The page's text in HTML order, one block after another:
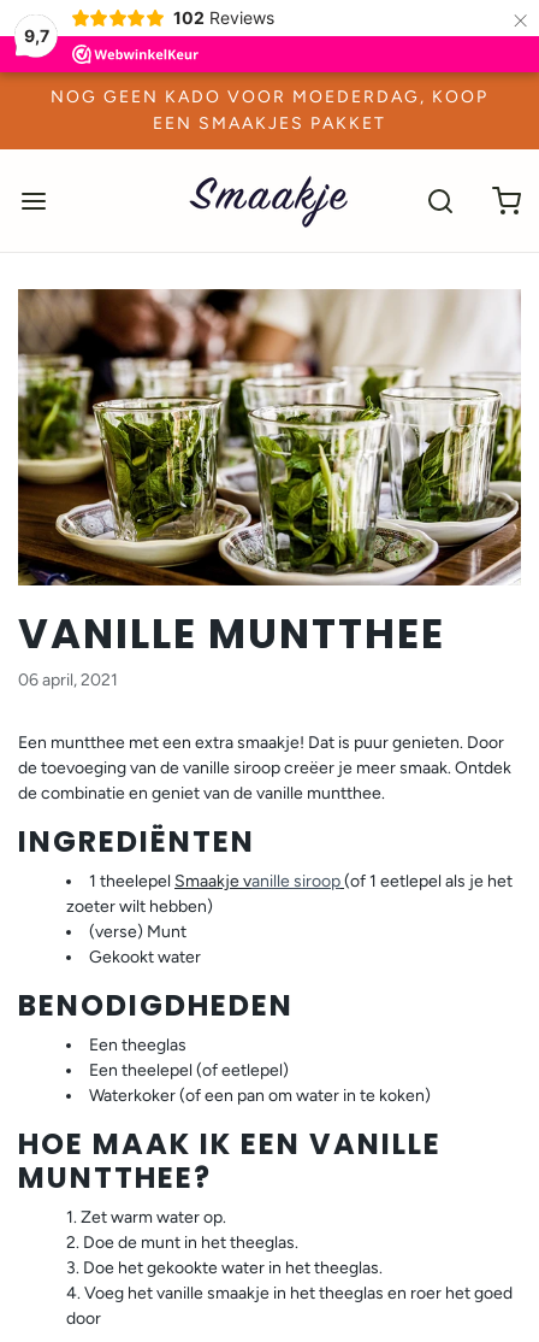
9,7
102 Reviews ×
NOG GEEN KADO VOOR MOEDERDAG, KOOP
EEN SMAAKJES PAKKET
VANILLE MUNTTHEE
06 april, 2021
Een muntthee met een extra smaakje! Dat is puur genieten. Door
de toevoeging van de vanille siroop creëer je meer smaak. Ontdek
de combinatie en geniet van de vanille muntthee.
INGREDIËNTEN
1 theelepel Smaakje vanille siroop(of 1 eetlepel als je het
zoeter wilt hebben)
(verse) Munt
Gekookt water
BENODIGDHEDEN
Een theeglas
Een theelepel (of eetlepel)
Waterkoker (of een pan om water in te koken)
HOE MAAK IK EEN VANILLE
MUNTTHEE?
Zet warm water op.
Doe de munt in het theeglas.
Doe het gekookte water in het theeglas.
Voeg het vanille smaakje in het theeglas en roer het goed
door